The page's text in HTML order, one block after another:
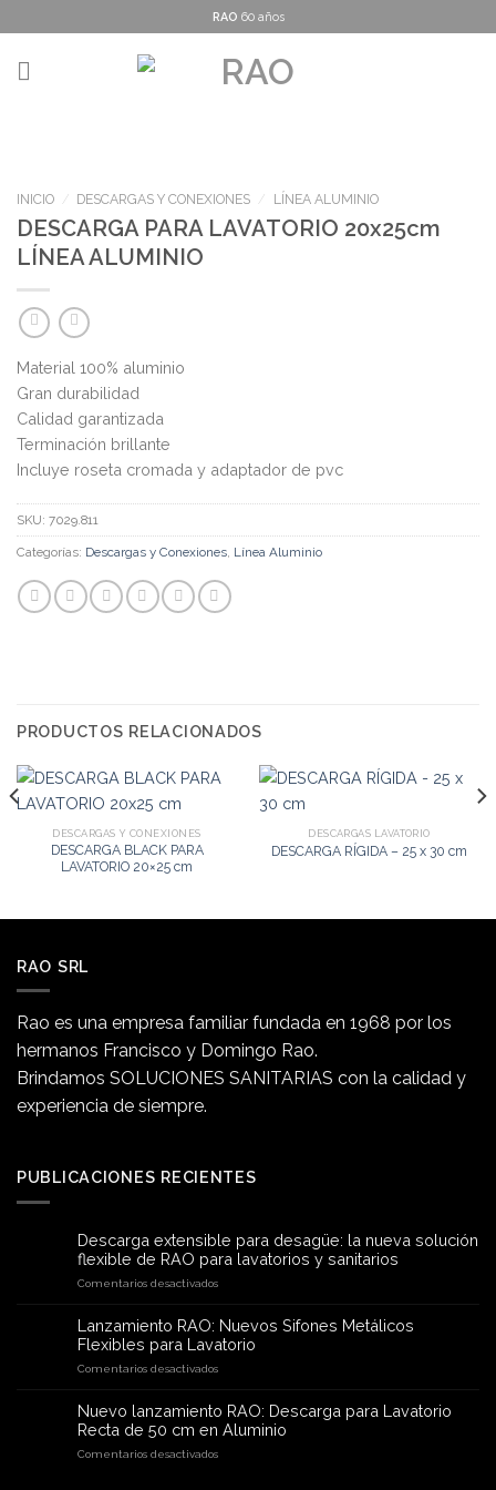
to
content
RAO 60 años
INICIO / DESCARGAS Y CONEXIONES / LÍNEA ALUMINIO
DESCARGA PARA LAVATORIO 20x25cm
LÍNEA ALUMINIO
Material 100% aluminio
Gran durabilidad
Calidad garantizada
Terminación brillante
Incluye roseta cromada y adaptador de pvc
SKU: 7029.811
Categorías: Descargas y Conexiones Línea Aluminio
PRODUCTOS RELACIONADOS
DESCARGAS Y CONEXIONES
DESCARGA BLACK PARA
LAVATORIO 20×25 cm
DESCARGAS LAVATORIO
DESCARGA RÍGIDA – 25 x 30 cm
RAO SRL
Rao es una empresa familiar fundada en 1968 por los
hermanos Francisco y Domingo Rao.
Brindamos SOLUCIONES SANITARIAS con la calidad y
experiencia de siempre.
PUBLICACIONES RECIENTES
Descarga extensible para desagüe: la nueva solución
flexible de RAO para lavatorios y sanitarios
Comentarios desactivadosen
extensible
para
desagüe:
la
solución
flexible
RAO
Lanzamiento RAO: Nuevos Sifones Metálicos
Flexibles para Lavatorio
Comentarios desactivadosen
RAO:
Nuevos
Sifones
Metálicos
Nuevo lanzamiento RAO: Descarga para Lavatorio
Recta de 50 cm en Aluminio
Comentarios desactivadosen